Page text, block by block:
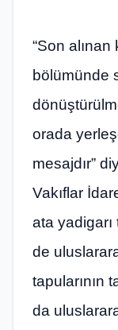
“Son
bölümünde
orada
mesajdır”
Vakıflar
ata
de
tapularının
da